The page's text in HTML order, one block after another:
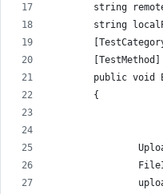
string
string
        [TestMethod]
public void
        {